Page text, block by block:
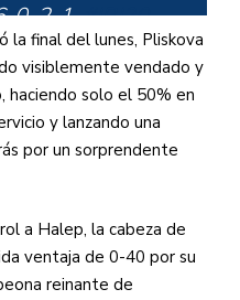
0, 2-1.#IBI20
oicosbouyO
September 21,
la final del lunes, Pliskova
visiblemente vendado y
haciendo solo el 50% en
y lanzando una
por un sorprendente
a Halep, la cabeza de
ventaja de 0-40 por su
reinante de